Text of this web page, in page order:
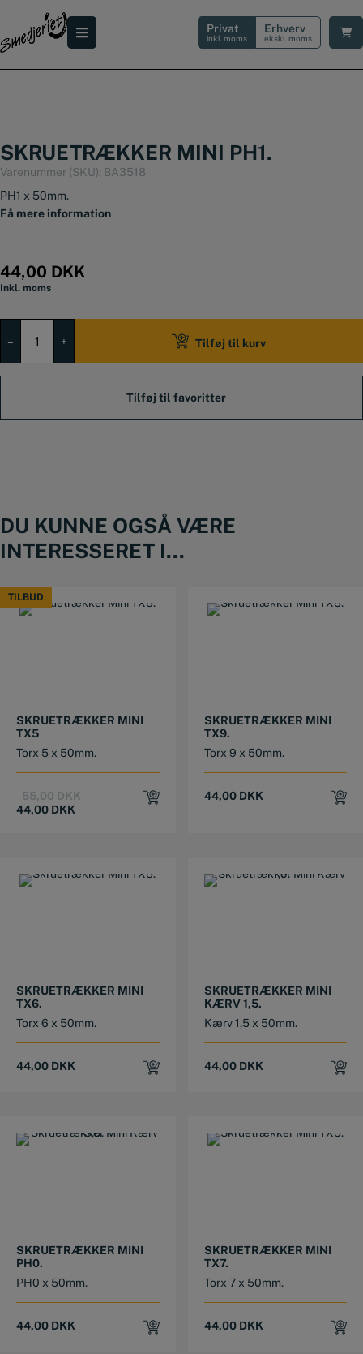
indholdet
Privat
inkl. moms
Erhverv
ekskl. moms
SKRUETRÆKKER MINI PH1.
Varenummer (SKU): BA3518
PH1 x 50mm.
Få mere information
44,00 DKK
Inkl. moms
–
antal
+ Tilføj til kurv
DU KUNNE OGSÅ VÆRE
INTERESSERET I...
TILBUD
TILBUD
SKRUETRÆKKER MINI
TX5
Torx 5 x 50mm.
55,00DKKOriginal
44,00 DKK
Current
SKRUETRÆKKER MINI
TX9.
Torx 9 x 50mm.
44,00 DKK
SKRUETRÆKKER MINI
TX6.
Torx 6 x 50mm.
44,00 DKK
SKRUETRÆKKER MINI
KÆRV 1,5.
Kærv 1,5 x 50mm.
44,00 DKK
SKRUETRÆKKER MINI
PH0.
PH0 x 50mm.
44,00 DKK
SKRUETRÆKKER MINI
TX7.
Torx 7 x 50mm.
44,00 DKK